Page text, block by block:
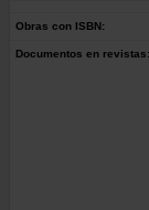
Obras con ISBN:
Documentos en revistas: